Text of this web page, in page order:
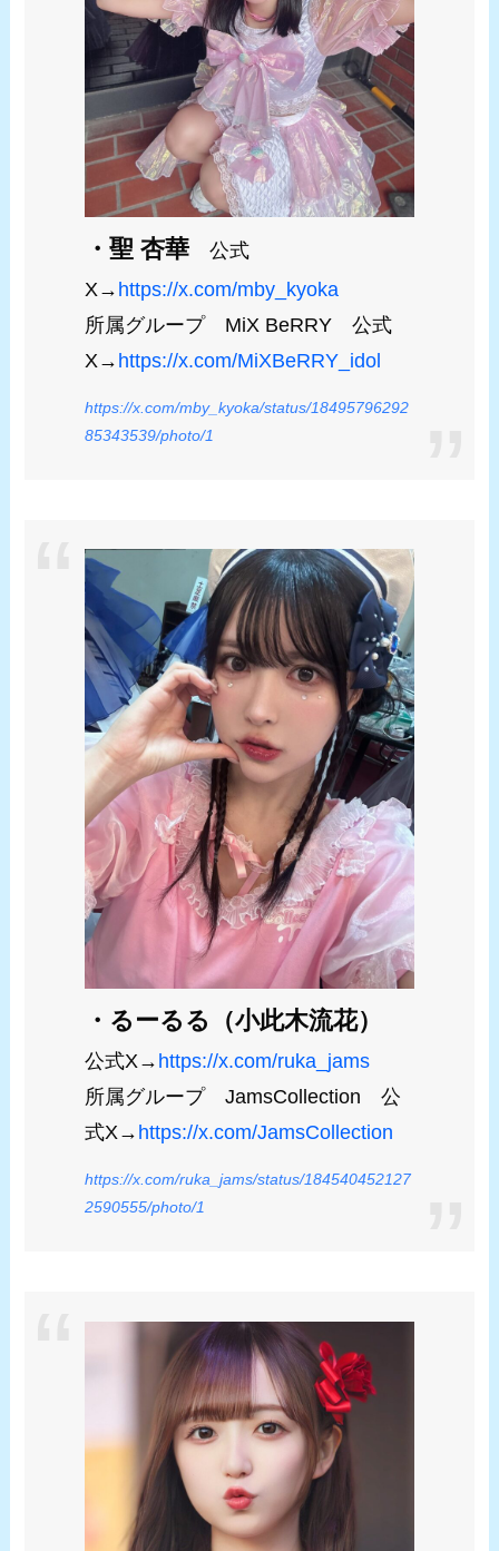
・聖 杏華 公式
X→ https://x.com/mby_kyoka
所属グループ MiX BeRRY 公式
X→ https://x.com/MiXBeRRY_idol
https://x.com/mby_kyoka/status/18495796292
85343539/photo/1
・るーるる（小此木流花）
公式X→ https://x.com/ruka_jams
所属グループ JamsCollection 公
式X→ https://x.com/JamsCollection
https://x.com/ruka_jams/status/184540452127
2590555/photo/1